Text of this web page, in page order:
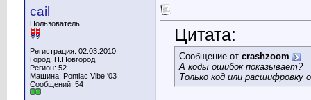
cail
Пользователь
Регистрация: 02.03.2010
Город: Н.Новгород
Регион: 52
Машина: Pontiac Vibe '03
Сообщений: 54
Цитата:
Сообщение от crashzoom
А коды ошибок показывает?
Только код или расшифровку